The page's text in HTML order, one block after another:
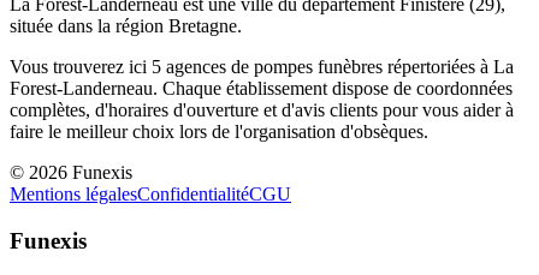
La Forest-Landerneau est une ville du département Finistère (29),
située dans la région Bretagne.
Vous trouverez ici 5 agences de pompes funèbres répertoriées à La
Forest-Landerneau. Chaque établissement dispose de coordonnées
complètes, d'horaires d'ouverture et d'avis clients pour vous aider à
faire le meilleur choix lors de l'organisation d'obsèques.
© 2026 Funexis
Mentions légalesConfidentialitéCGU
Funexis